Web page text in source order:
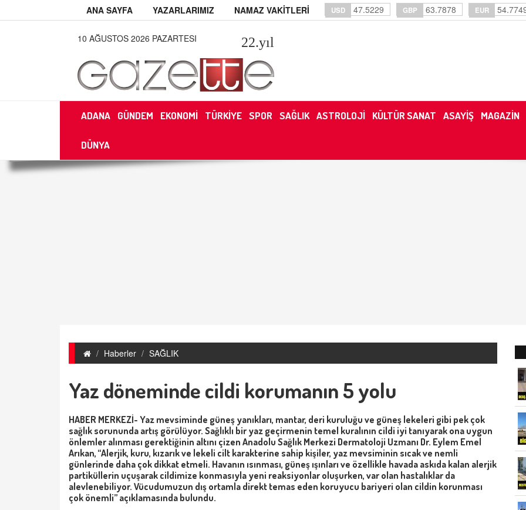
ANA SAYFA YAZARLARIMIZ NAMAZ VAKİTLERİ USD 47.5229 GBP 63.7878 EUR
10 AĞUSTOS 2026 PAZARTESI 22.yıl
ADANA GÜNDEM EKONOMİ TÜRKİYE SPOR SAĞLIK ASTROLOJİ KÜLTÜR SANAT ASAYİŞ MAGAZİN
DÜNYA
Haberler SAĞLIK
Yaz döneminde cildi korumanın 5 yolu
HABER MERKEZİ- Yaz mevsiminde güneş yanıkları, mantar, deri kuruluğu ve güneş lekeleri gibi pek çok
sağlık sorununda artış görülüyor. Sağlıklı bir yaz geçirmenin temel kuralının cildi iyi tanıyarak ona uygun
önlemler alınması gerektiğinin altını çizen Anadolu Sağlık Merkezi Dermatoloji Uzmanı Dr. Eylem Emel
Arıkan, “Alerjik, kuru, kızarık ve lekeli cilt karakterine sahip kişiler, yaz mevsiminin sıcak ve nemli
günlerinde daha çok dikkat etmeli. Havanın ısınması, güneş ışınları ve özellikle havada askıda kalan alerjik
partiküllerin uçuşarak cildimize konmasıyla yeni reaksiyonlar oluşurken, var olan hastalıklar da
alevlenebiliyor. Vücudumuzun dış ortamla direkt temas eden koruyucu bariyeri olan cildin korunması
çok önemli” açıklamasında bulundu.